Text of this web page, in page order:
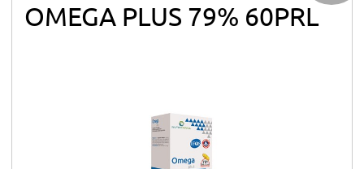
OMEGA PLUS 79% 60PRL